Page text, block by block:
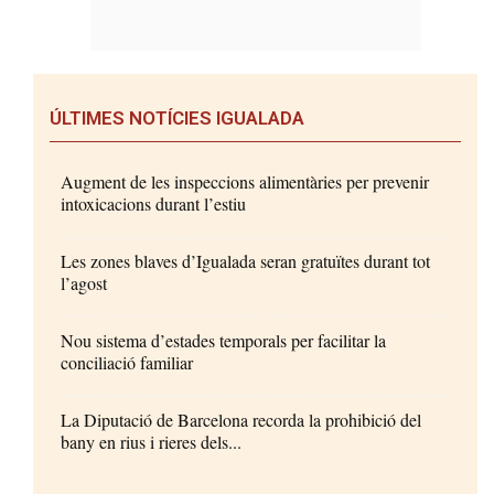
ÚLTIMES NOTÍCIES IGUALADA
Augment de les inspeccions alimentàries per prevenir
intoxicacions durant l’estiu
Les zones blaves d’Igualada seran gratuïtes durant tot
l’agost
Nou sistema d’estades temporals per facilitar la
conciliació familiar
La Diputació de Barcelona recorda la prohibició del
bany en rius i rieres dels...